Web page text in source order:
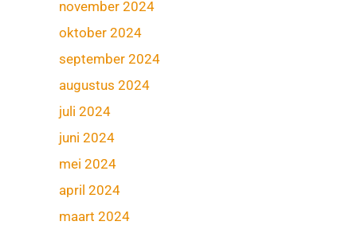
november 2024
oktober 2024
september 2024
augustus 2024
juli 2024
juni 2024
mei 2024
april 2024
maart 2024